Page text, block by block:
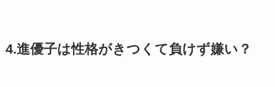
4.進優子は性格がきつくて負けず嫌い？